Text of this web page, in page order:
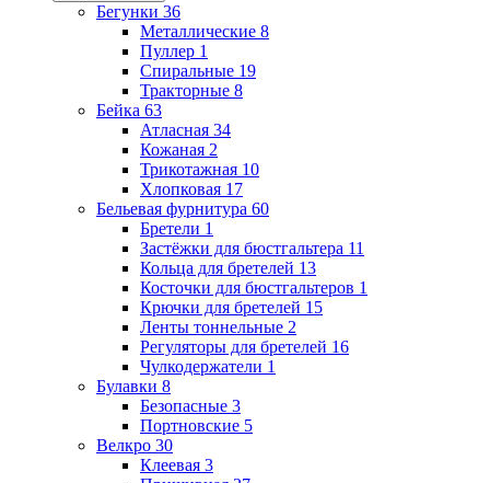
Бегунки 36
Металлические 8
Пуллер 1
Спиральные 19
Тракторные 8
Бейка 63
Атласная 34
Кожаная 2
Трикотажная 10
Хлопковая 17
Бельевая фурнитура 60
Бретели 1
Застёжки для бюстгальтера 11
Кольца для бретелей 13
Косточки для бюстгальтеров 1
Крючки для бретелей 15
Ленты тоннельные 2
Регуляторы для бретелей 16
Чулкодержатели 1
Булавки 8
Безопасные 3
Портновские 5
Велкро 30
Клеевая 3